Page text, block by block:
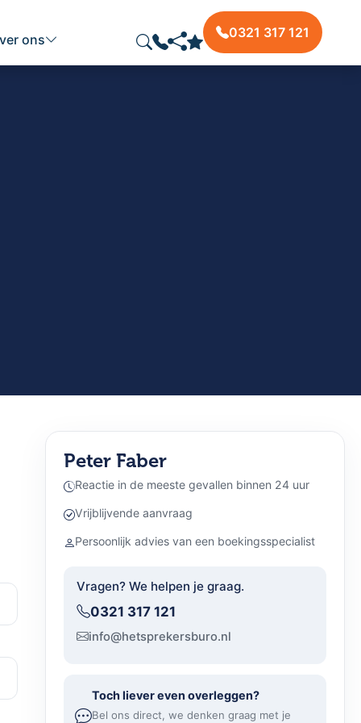
ons 0321 317 121
Peter Faber
Reactie in de meeste gevallen binnen 24 uur
Vrijblijvende aanvraag
Persoonlijk advies van een boekingsspecialist
Vragen? We helpen je graag.
0321 317 121
info@hetsprekersburo.nl
Toch liever even overleggen?
Bel ons direct, we denken graag met je